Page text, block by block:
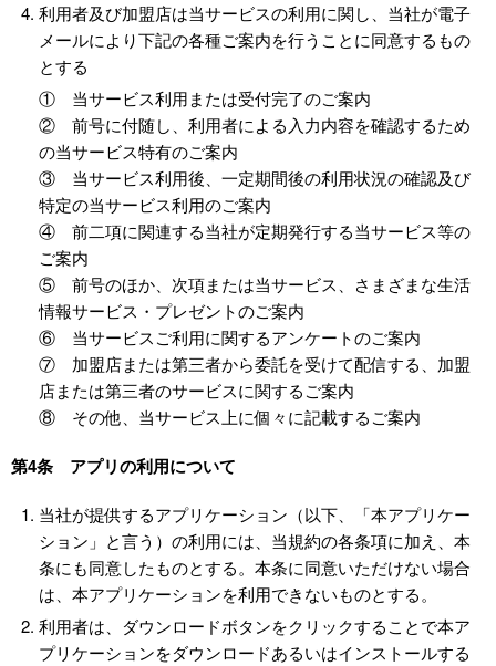
利用者及び加盟店は当サービスの利用に関し、当社が電子
メールにより下記の各種ご案内を行うことに同意するもの
とする
① 当サービス利用または受付完了のご案内
② 前号に付随し、利用者による入力内容を確認するため
の当サービス特有のご案内
③ 当サービス利用後、一定期間後の利用状況の確認及び
特定の当サービス利用のご案内
④ 前二項に関連する当社が定期発行する当サービス等の
ご案内
⑤ 前号のほか、次項または当サービス、さまざまな生活
情報サービス・プレゼントのご案内
⑥ 当サービスご利用に関するアンケートのご案内
⑦ 加盟店または第三者から委託を受けて配信する、加盟
店または第三者のサービスに関するご案内
⑧ その他、当サービス上に個々に記載するご案内
第4条 アプリの利用について
当社が提供するアプリケーション（以下、「本アプリケー
ション」と言う）の利用には、当規約の各条項に加え、本
条にも同意したものとする。本条に同意いただけない場合
は、本アプリケーションを利用できないものとする。
利用者は、ダウンロードボタンをクリックすることで本ア
プリケーションをダウンロードあるいはインストールする